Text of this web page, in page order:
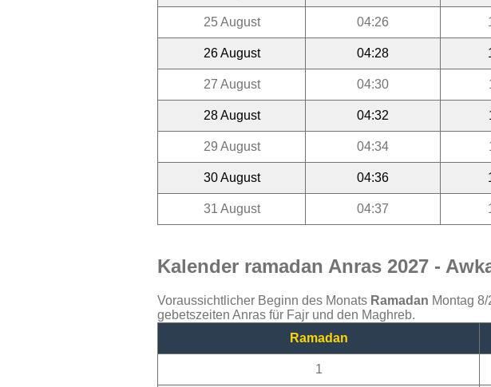
25 August 04:26
26 August 04:28
27 August 04:30
28 August 04:32
29 August 04:34
30 August 04:36
31 August 04:37
Kalender ramadan Anras 2027 -
Voraussichtlicher Beginn des Monats Ramadan Montag
gebetszeiten Anras für Fajr und den Maghreb.
Ramadan
1